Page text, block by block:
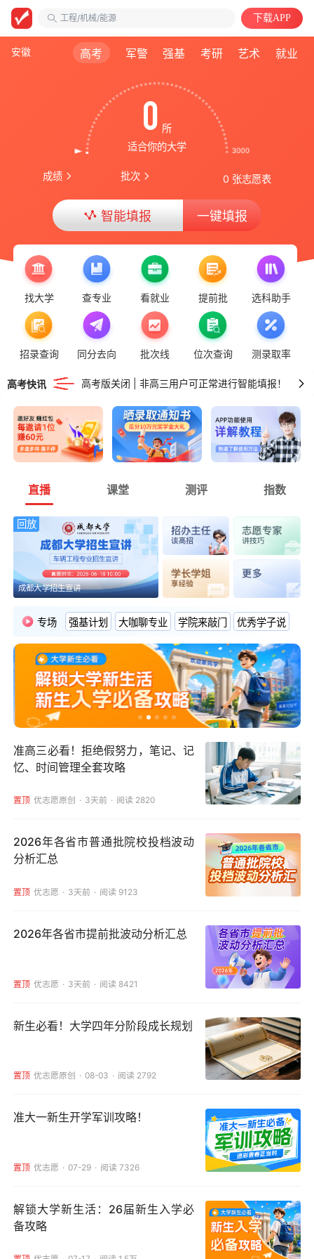
工程/机械/能源
财务会计类
下载APP
安徽 高考 军警 强基 考研 艺术 就业
0 所
适合你的大学
成绩 批次 0 张志愿表
智能填报 一键填报
找大学 查专业 看就业 提前批 选科助手
招录查询 同分去向 批次线 位次查询 测录取率
高考快讯
率先更新 | 2026重庆普通类专科投档线！
率先更新 | 2026新疆普通类本二批投档线！
率先更新 | 2026广东普通类专科投档线！
直播 课堂 测评 指数
回放
成都大学招生宣讲
专场 强基计划 大咖聊专业 学院来敲门 优秀学子说
准高三必看！拒绝假努力，笔记、记
忆、时间管理全套攻略
置顶 优志愿原创 3天前 阅读 2820
2026年各省市普通批院校投档波动
分析汇总
置顶 优志愿 3天前 阅读 9123
2026年各省市提前批波动分析汇总
置顶 优志愿 3天前 阅读 8421
新生必看！大学四年分阶段成长规划
置顶 优志愿原创 08-03 阅读 2792
准大一新生开学军训攻略！
置顶 优志愿 07-29 阅读 7326
解锁大学新生活：26届新生入学必
备攻略